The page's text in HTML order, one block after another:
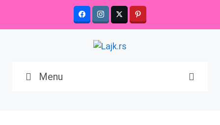
content
Menu